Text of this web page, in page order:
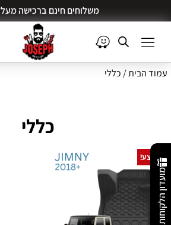
משלוחים חינם ברכישה מעל 499₪
מועדון הלקוחות
עמוד הבית/ כללי
כללי
מבצע!